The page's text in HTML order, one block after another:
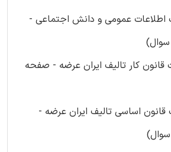
اطلاعات عمومی و دانش اجتماعی -
قانون کار تالیف ایران عرضه - صفحه
قانون اساسی تالیف ایران عرضه -